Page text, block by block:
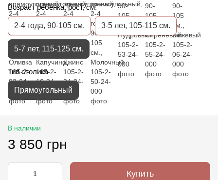
Возраст ребенка, рост, см.
2-4 года, 90-105 см. 3-5 лет, 105-115 см.
5-7 лет, 115-125 см.
Тип столика
Прямоугольный
В наличии
3 850 грн
Купить